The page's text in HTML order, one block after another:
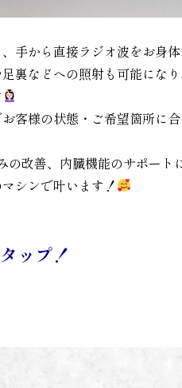
手から直接ラジオ波をお身体
裏などへの照射も可能になり
客様の状態・ご希望箇所に
の改善、内臓機能のサポー
シンで叶います！
ップ！